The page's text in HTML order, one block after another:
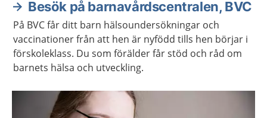
Besök på barnavårdscentralen, BVC
På BVC får ditt barn hälsoundersökningar och
vaccinationer från att hen är nyfödd tills hen börjar i
förskoleklass. Du som förälder får stöd och råd om
barnets hälsa och utveckling.